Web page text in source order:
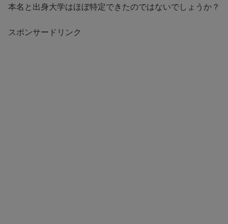
本名と出身大学はほぼ特定できたのではないでしょうか？
スポンサードリンク